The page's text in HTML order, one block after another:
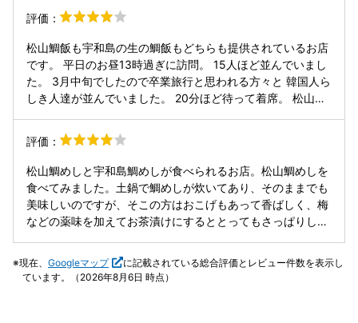
味しかったです。 鯛のせんざんぎは、骨周の身がボロホロで
味付けも丁度いい感じで美味しかったです。 鯛めしについて
は、鯛の身の旨さとそれをご飯が吸っている感じでとても美
味しかったです。
評価：
松山鯛飯も宇和島の生の鯛飯もどちらも提供されているお店
です。 平日のお昼13時過ぎに訪問。 15人ほど並んでいまし
た。 3月中旬でしたので卒業旅行と思われる方々と 韓国人ら
しき人達が並んでいました。 20分ほど待って着席。 松山鯛
けて楽しめたり 郷土料理を堪能しました。
評価：
松山鯛めしと宇和島鯛めしが食べられるお店。松山鯛めしを
食べてみました。土鍋で鯛めしが炊いてあり、そのままでも
美味しいのですが、そこの方はおこげもあって香ばしく、梅
などの薬味を加えてお茶漬けにするととってもさっぱりしま
訪問したので、17:30の開店時にはすでにものすごい行列
で、1時間並んでようやく店に入れました。会計はクレジッ
現在、 Googleマップ
に記載されている総合評価とレビュー件数を表示し
ています。（2026年8月6日 時点）